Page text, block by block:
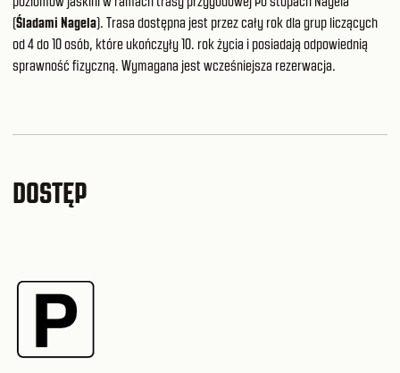
(Śladami Nagela). Trasa dostępna jest przez cały rok dla grup liczących
od 4 do 10 osób, które ukończyły 10. rok życia i posiadają odpowiednią
sprawność fizyczną. Wymagana jest wcześniejsza rezerwacja.
DOSTĘP